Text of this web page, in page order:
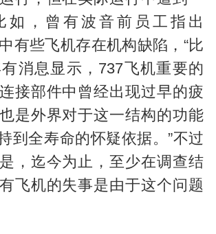
如，曾有波音前员工指出
有些飞机存在机构缺陷，“比
消息显示，737飞机重要的
接部件中曾经出现过早的疲
是外界对于这一结构的功能
到全寿命的怀疑依据。”不过
，迄今为止，至少在调查结
飞机的失事是由于这个问题